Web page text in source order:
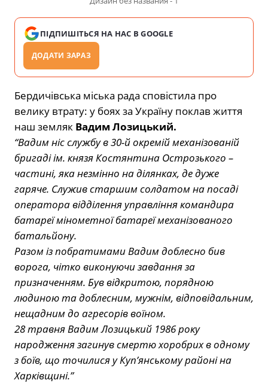
ПІДПИШІТЬСЯ НА НАС В GOOGLE
ДОДАТИ ЗАРАЗ
Бердичівська міська рада сповістила про
велику втрату: у боях за Україну поклав життя
наш земляк Вадим Лозицький.
“Вадим ніс службу в 30-й окремій механізованій
бригаді ім. князя Костянтина Острозького –
частині, яка незмінно на ділянках, де дуже
гаряче. Служив старшим солдатом на посаді
оператора відділення управління командира
батареї мінометної батареї механізованого
батальйону.
Разом із побратимами Вадим доблесно бив
ворога, чітко виконуючи завдання за
призначенням. Був відкритою, порядною
людиною та доблесним, мужнім, відповідальним,
нещадним до агресорів воїном.
28 травня Вадим Лозицький 1986 року
народження загинув смертю хоробрих в одному
з боїв, що точилися у Куп’янському районі на
Харківщині.”